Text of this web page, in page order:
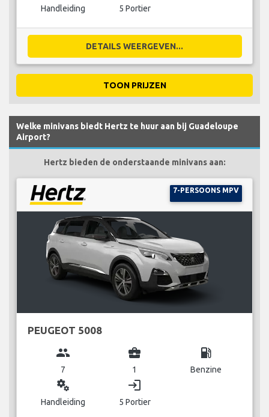
Handleiding 5 Portier
DETAILS WEERGEVEN...
TOON PRIJZEN
Welke minivans biedt Hertz te huur aan bij Guadeloupe
Airport?
Hertz bieden de onderstaande minivans aan:
7-PERSOONS MPV
PEUGEOT 5008
group
7
business_center
1
local_gas_station
Benzine
miscellaneous_services
Handleiding
login
5 Portier